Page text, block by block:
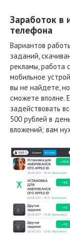
Заработок в
телефона
Вариантов
заданий,
рекламы, работа
мобильное
вы не найдете,
сможете вполне.
задействовать
500 рублей в
вложений; вам